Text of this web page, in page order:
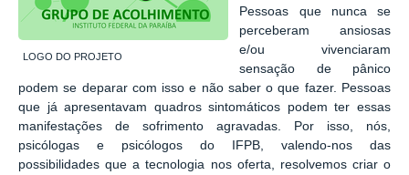
LOGO DO PROJETO
Pessoas que nunca se
perceberam ansiosas
e/ou vivenciaram
sensação de pânico
podem se deparar com isso e não saber o que fazer. Pessoas
que já apresentavam quadros sintomáticos podem ter essas
manifestações de sofrimento agravadas. Por isso, nós,
psicólogas e psicólogos do IFPB, valendo-nos das
possibilidades que a tecnologia nos oferta, resolvemos criar o